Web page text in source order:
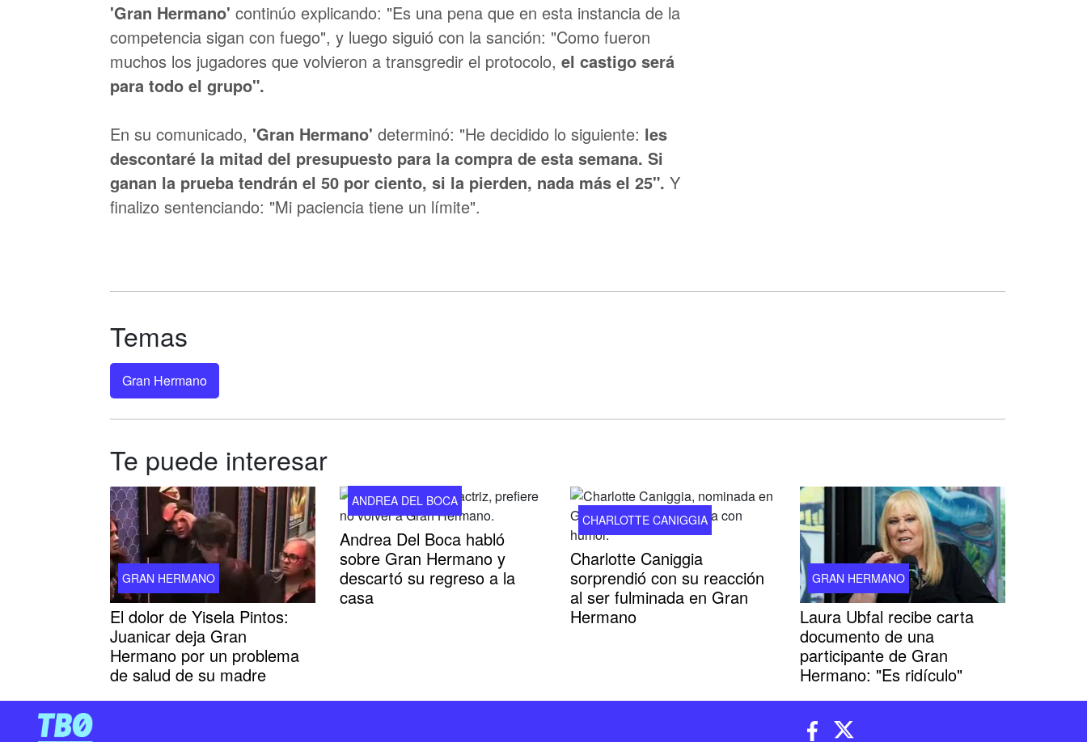
'Gran Hermano' continúo explicando: "Es una pena que en esta instancia de la
competencia sigan con fuego", y luego siguió con la sanción: "Como fueron
muchos los jugadores que volvieron a transgredir el protocolo, el castigo será
para todo el grupo".
En su comunicado, 'Gran Hermano' determinó: "He decidido lo siguiente: les
descontaré la mitad del presupuesto para la compra de esta semana. Si
ganan la prueba tendrán el 50 por ciento, si la pierden, nada más el 25". Y
finalizo sentenciando: "Mi paciencia tiene un límite".
Temas
Gran Hermano
Te puede interesar
GRAN HERMANO
El dolor de Yisela Pintos:
Juanicar deja Gran
Hermano por un problema
de salud de su madre
ANDREA DEL BOCA
Andrea Del Boca habló
sobre Gran Hermano y
descartó su regreso a la
casa
CHARLOTTE CANIGGIA
Charlotte Caniggia
sorprendió con su reacción
al ser fulminada en Gran
Hermano
GRAN HERMANO
Laura Ubfal recibe carta
documento de una
participante de Gran
Hermano: "Es ridículo"